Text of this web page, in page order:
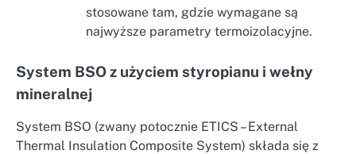
stosowane tam, gdzie wymagane są
najwyższe parametry termoizolacyjne.
System BSO z użyciem styropianu i wełny
mineralnej
System BSO (zwany potocznie ETICS – External
Thermal Insulation Composite System) składa się z